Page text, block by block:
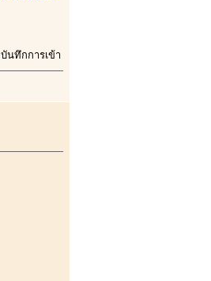
บันทึกการเข้า